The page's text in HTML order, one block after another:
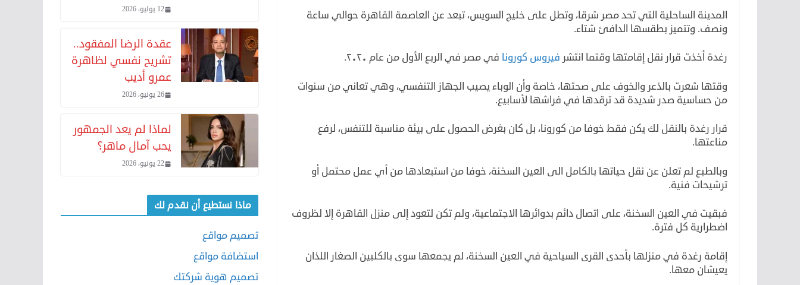
المدينة الساحلية التي تحد مصر شرقا، وتطل على خليج السويس، تبعد عن العاصمة القاهرة حوالي ساعة
ونصف. وتتميز بطقسها الدافئ شتاء.
رغدة أخذت قرار نقل إقامتها وقتما انتشر فيروس كورونا في مصر في الربع الأول من عام ٢٠٢٠.
وقتها شعرت بالذعر والخوف على صحتها، خاصة وأن الوباء يصيب الجهاز التنفسي، وهي تعاني من سنوات
من حساسية صدر شديدة قد ترقدها في فراشها لأسابيع.
قرار رغدة بالنقل لك يكن فقط خوفا من كورونا، بل كان بغرض الحصول على بيئة مناسبة للتنفس، لرفع
مناعتها.
وبالطبع لم تعلن عن نقل حياتها بالكامل الى العين السخنة، خوفا من استبعادها من أي عمل محتمل أو
ترشيحات فنية.
فبقيت في العين السخنة، على اتصال دائم بدوائرها الاجتماعية، ولم تكن لتعود إلى منزل القاهرة إلا لظروف
اضطرارية كل فترة.
إقامة رغدة في منزلها بأحدى القرى السياحية في العين السخنة، لم يجمعها سوى بالكلبين الصغار اللذان
يعيشان معها.
12 يوليو، 2026
عقدة الرضا المفقود..
تشريح نفسي لظاهرة
عمرو أديب
26 يونيو، 2026
لماذا لم يعد الجمهور
يحب آمال ماهر؟
22 يونيو، 2026
ماذا نستطيع أن نقدم لك
تصميم مواقع
استضافة مواقع
تصميم هوية شركتك